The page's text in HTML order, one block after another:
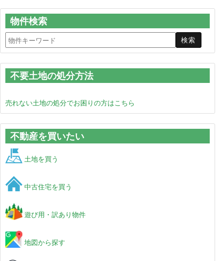
物件検索
不要土地の処分方法
売れない土地の処分でお困りの方はこちら
不動産を買いたい
土地を買う
中古住宅を買う
遊び用・訳あり物件
地図から探す